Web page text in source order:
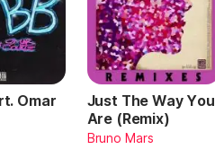
Omar
Just The Way You
Are (Remix)
Bruno Mars